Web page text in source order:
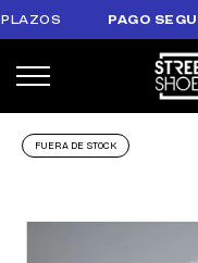
PAGO SEGURO
FUERA DE STOCK